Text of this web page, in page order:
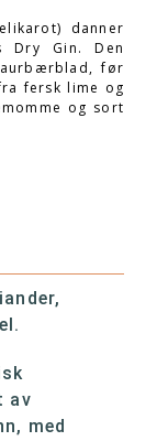
danner
Dry Gin. Den
før
fersk lime og
og sort
av
med